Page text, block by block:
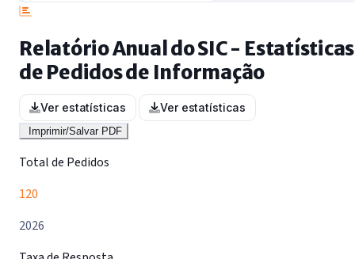
Relatório Anual do SIC - Estatísticas
de Pedidos de Informação
Ver estatísticas Ver estatísticas
Imprimir/Salvar PDF
Total de Pedidos
120
2026